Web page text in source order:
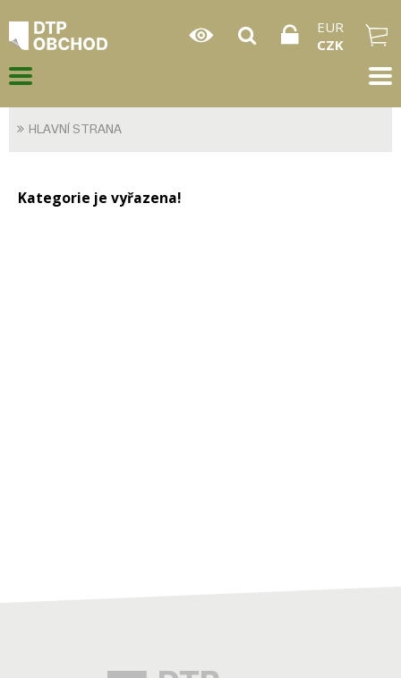
EUR
CZK
HLAVNÍ STRANA
Kategorie je vyřazena!